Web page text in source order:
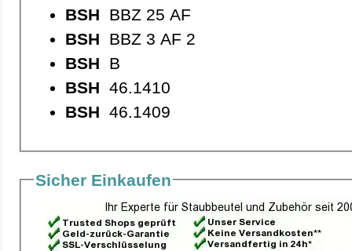
BSH BBZ 25 AF
BSH BBZ 3 AF 2
BSH B
BSH 46.1410
BSH 46.1409
Sicher Einkaufen